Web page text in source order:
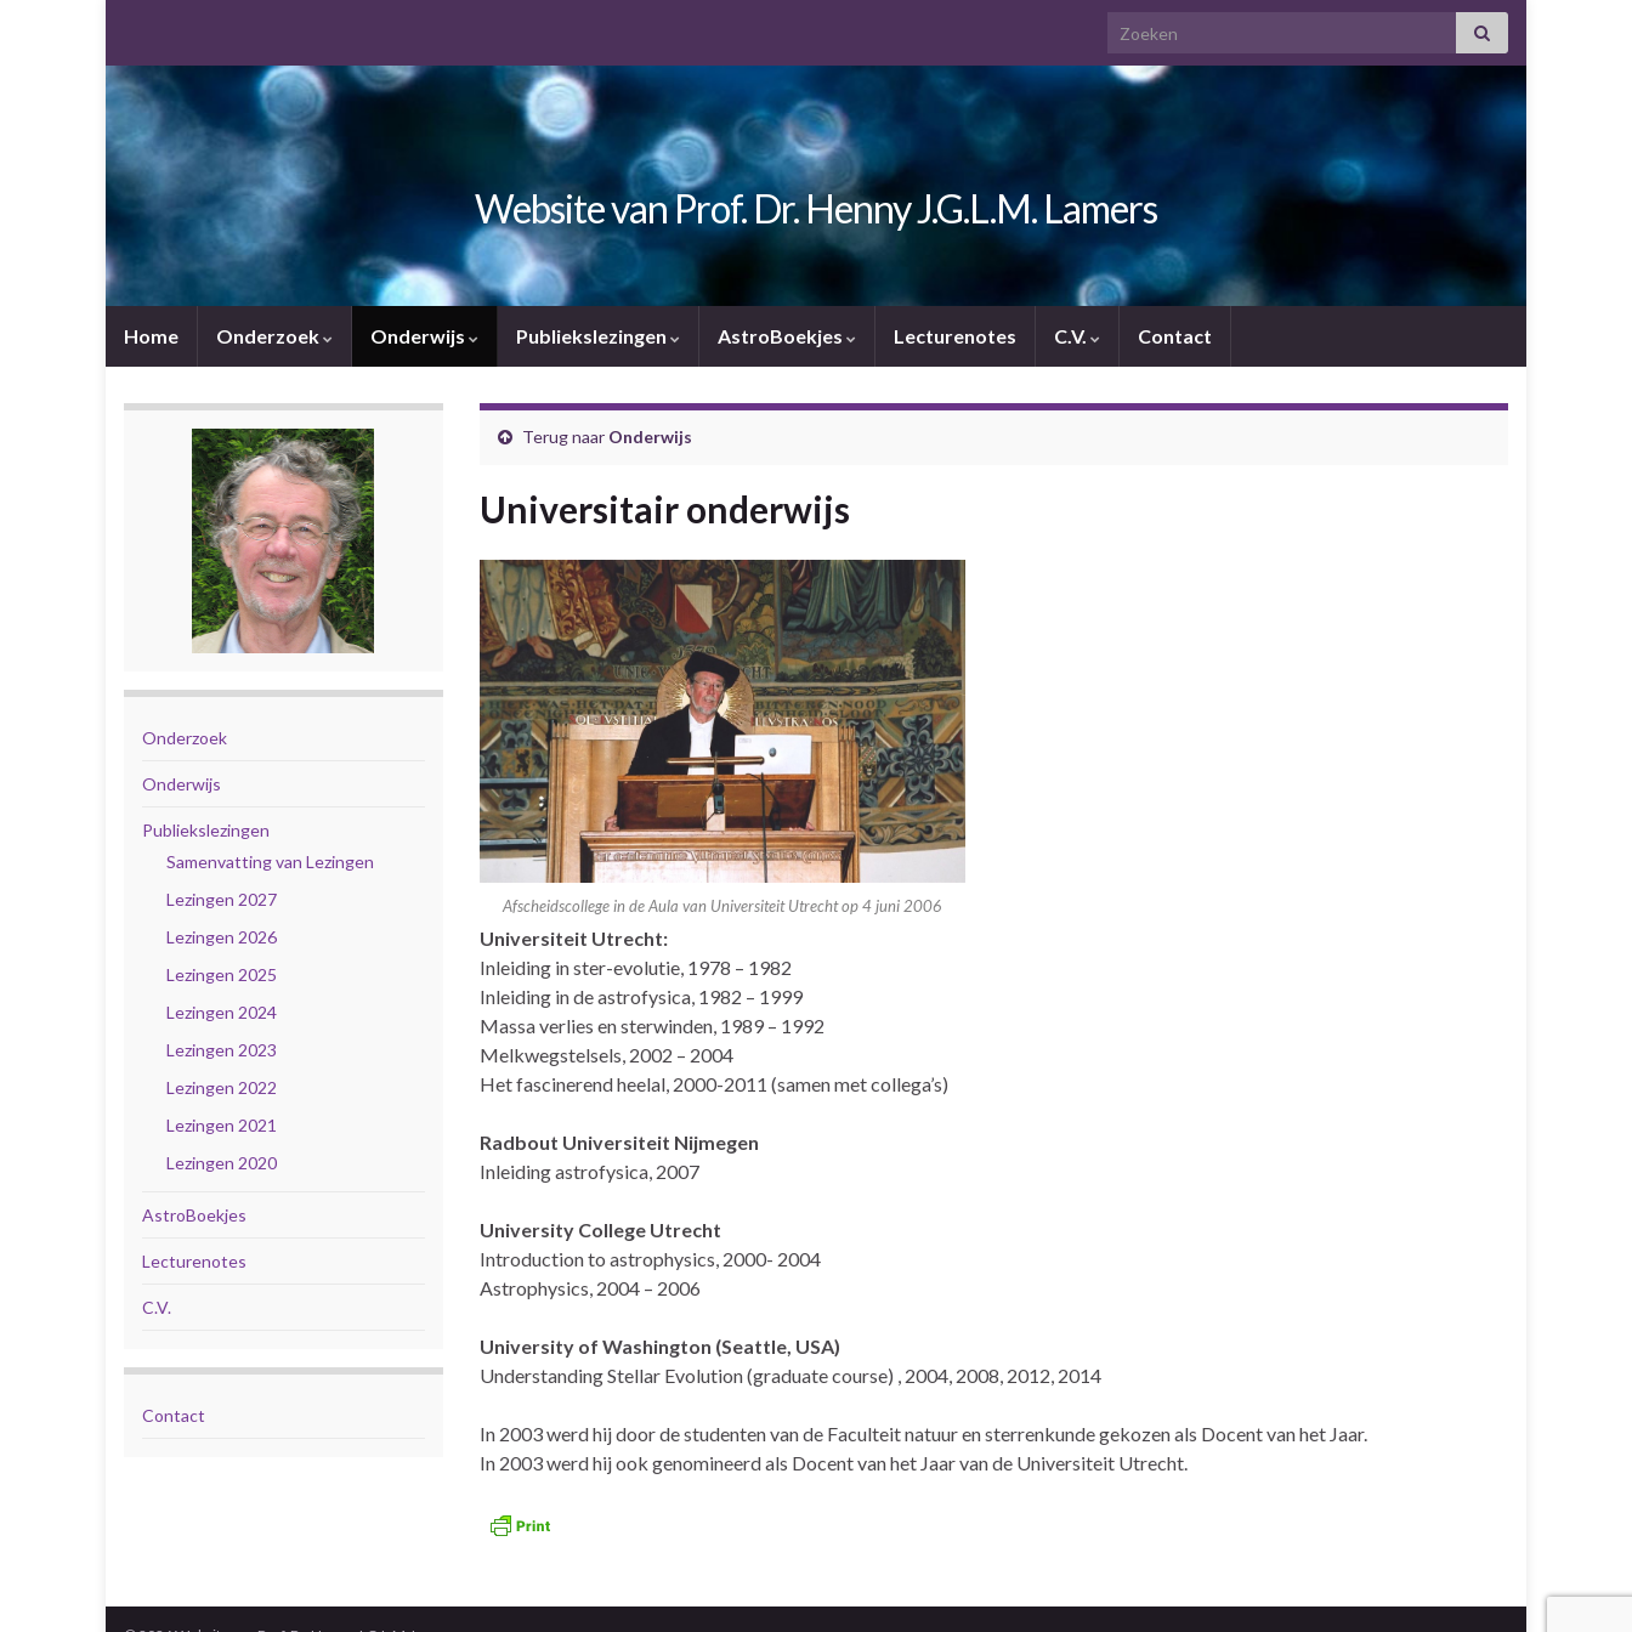
Search for:
Website van Prof. Dr. Henny J.G.L.M. Lamers
Home Onderzoek Onderwijs Publiekslezingen AstroBoekjes Lecturenotes C.V. Contact
Terug naar Onderwijs
Universitair onderwijs
Afscheidscollege in de Aula van Universiteit Utrecht op 4 juni 2006
Universiteit Utrecht:
Inleiding in ster-evolutie, 1978 – 1982
Inleiding in de astrofysica, 1982 – 1999
Massa verlies en sterwinden, 1989 – 1992
Melkwegstelsels, 2002 – 2004
Het fascinerend heelal, 2000-2011 (samen met collega’s)
Radbout Universiteit Nijmegen
Inleiding astrofysica, 2007
University College Utrecht
Introduction to astrophysics, 2000- 2004
Astrophysics, 2004 – 2006
University of Washington (Seattle, USA)
Understanding Stellar Evolution (graduate course) , 2004, 2008, 2012, 2014
In 2003 werd hij door de studenten van de Faculteit natuur en sterrenkunde gekozen als Docent van het Jaar.
In 2003 werd hij ook genomineerd als Docent van het Jaar van de Universiteit Utrecht.
Onderzoek
Onderwijs
Publiekslezingen
Samenvatting van Lezingen
Lezingen 2027
Lezingen 2026
Lezingen 2025
Lezingen 2024
Lezingen 2023
Lezingen 2022
Lezingen 2021
Lezingen 2020
AstroBoekjes
Lecturenotes
C.V.
Contact